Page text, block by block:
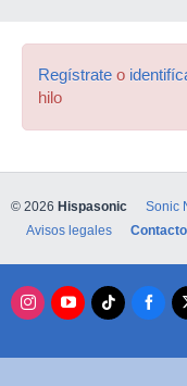
Regístrate o
hilo
© 2026 Hispasonic Sonic
Avisos legales
Contacto